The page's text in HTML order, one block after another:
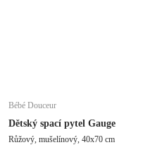
Bébé Douceur
Dětský spací pytel Gauge
Růžový, mušelínový, 40x70 cm